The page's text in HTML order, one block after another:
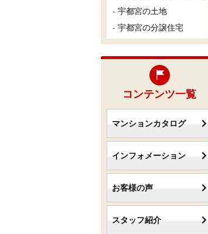
宇都宮の土地
宇都宮の分譲住宅
コンテンツ一覧
マンションカタログ
インフォメーション
お客様の声
スタッフ紹介